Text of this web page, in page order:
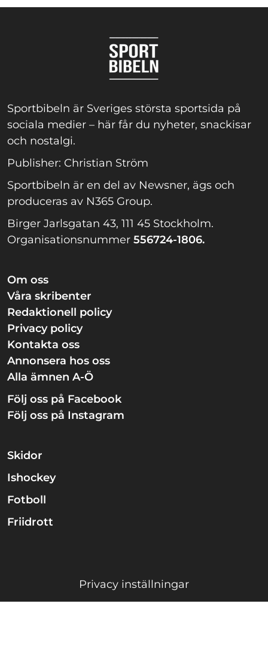
Sportbibeln är Sveriges största sportsida på
sociala medier – här får du nyheter, snackisar
och nostalgi.
Publisher: Christian Ström
Sportbibeln är en del av Newsner, ägs och
produceras av N365 Group.
Birger Jarlsgatan 43, 111 45 Stockholm.
Organisationsnummer 556724-1806.
Om oss
Våra skribenter
Redaktionell policy
Privacy policy
Kontakta oss
Annonsera hos oss
Alla ämnen A-Ö
Följ oss på Facebook
Följ oss på Instagram
Skidor
Ishockey
Fotboll
Friidrott
Privacy inställningar